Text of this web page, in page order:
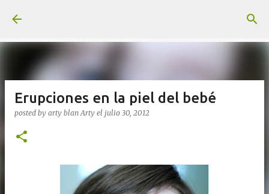
Erupciones en la piel del bebé
posted by arty blanArty el julio 30, 2012